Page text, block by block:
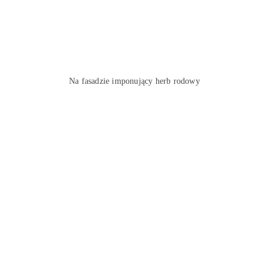
Na fasadzie imponujący herb rodowy